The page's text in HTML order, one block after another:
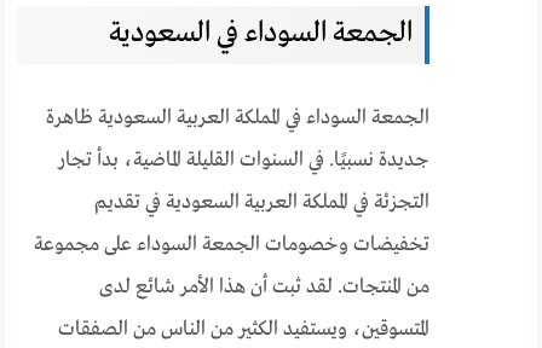
الجمعة السوداء في السعودية
الجمعة السوداء في المملكة العربية السعودية ظاهرة
جديدة نسبيًا. في السنوات القليلة الماضية، بدأ تجار
التجزئة في المملكة العربية السعودية في تقديم
تخفيضات وخصومات الجمعة السوداء على مجموعة
من المنتجات. لقد ثبت أن هذا الأمر شائع لدى
المتسوقين، ويستفيد الكثير من الناس من الصفقات